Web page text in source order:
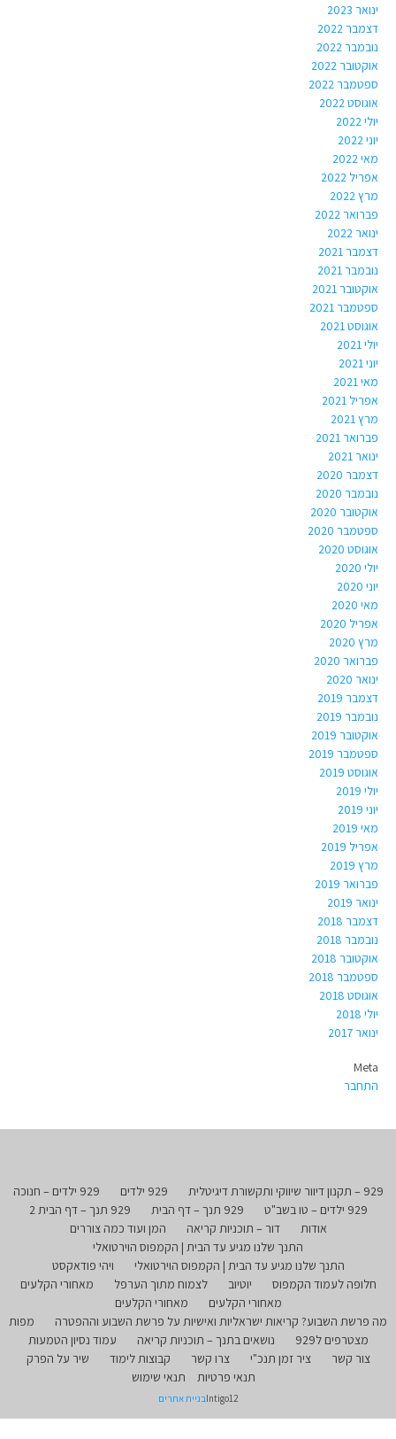
ינואר 2023
דצמבר 2022
נובמבר 2022
אוקטובר 2022
ספטמבר 2022
אוגוסט 2022
יולי 2022
יוני 2022
מאי 2022
אפריל 2022
מרץ 2022
פברואר 2022
ינואר 2022
דצמבר 2021
נובמבר 2021
אוקטובר 2021
ספטמבר 2021
אוגוסט 2021
יולי 2021
יוני 2021
מאי 2021
אפריל 2021
מרץ 2021
פברואר 2021
ינואר 2021
דצמבר 2020
נובמבר 2020
אוקטובר 2020
ספטמבר 2020
אוגוסט 2020
יולי 2020
יוני 2020
מאי 2020
אפריל 2020
מרץ 2020
פברואר 2020
ינואר 2020
דצמבר 2019
נובמבר 2019
אוקטובר 2019
ספטמבר 2019
אוגוסט 2019
יולי 2019
יוני 2019
מאי 2019
אפריל 2019
מרץ 2019
פברואר 2019
ינואר 2019
דצמבר 2018
נובמבר 2018
אוקטובר 2018
ספטמבר 2018
אוגוסט 2018
יולי 2018
ינואר 2017
Meta
התחבר
929 – תקנון דיוור שיווקי ותקשורת דיגיטלית 929 ילדים
929 ילדים – חנוכה
929 ילדים – טו בשב"ט
929 תנך – דף הבית
929 תנך – דף הבית 2
אודות
דור – תוכניות קריאה
המן ועוד כמה צוררים
התנך שלנו מגיע עד הבית | הקמפוס הוירטואלי
התנך שלנו מגיע עד הבית | הקמפוס הוירטואלי
ויהי פודאקסט
חלופה לעמוד הקמפוס
יוטיוב לצמוח מתוך הערפל
מאחורי הקלעים
מאחורי הקלעים
מאחורי הקלעים
מה פרשת השבוע? קריאות ישראליות ואישיות על פרשת השבוע וההפטרה
מפות
מצטרפים ל929
נושאים בתנך – תוכניות קריאה
עמוד נסיון הטמעות
צור קשר
ציר זמן תנכ"י צרו קשר קבוצות לימוד
שיר על הפרק
תנאי פרטיות
תנאי שימוש
Intigo12בניית אתרים